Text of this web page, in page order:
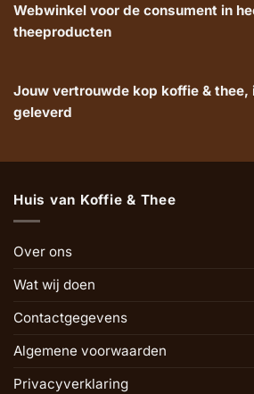
Webwinkel voor de consument in
theeproducten
Jouw vertrouwde kop koffie & thee,
geleverd
Huis van Koffie & Thee
Over ons
Wat wij doen
Contactgegevens
Algemene voorwaarden
Privacyverklaring